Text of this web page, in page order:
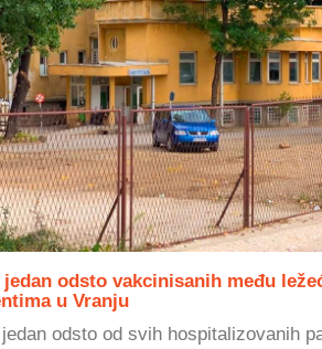
jedan odsto vakcinisanih među
u Vranju
odsto od svih hospitalizovanih